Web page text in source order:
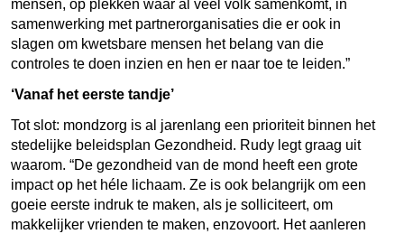
mensen, op plekken waar al veel volk samenkomt, in
samenwerking met partnerorganisaties die er ook in
slagen om kwetsbare mensen het belang van die
controles te doen inzien en hen er naar toe te leiden.”
‘Vanaf het eerste tandje’
Tot slot: mondzorg is al jarenlang een prioriteit binnen het
stedelijke beleidsplan Gezondheid. Rudy legt graag uit
waarom. “De gezondheid van de mond heeft een grote
impact op het héle lichaam. Ze is ook belangrijk om een
goeie eerste indruk te maken, als je solliciteert, om
makkelijker vrienden te maken, enzovoort. Het aanleren